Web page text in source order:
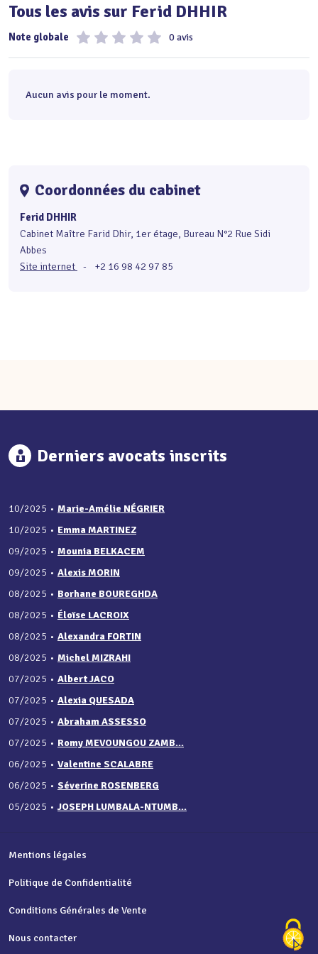
Tous les avis sur Ferid DHHIR
Note globale 0 avis
Aucun avis pour le moment.
Coordonnées du cabinet
Ferid DHHIR
Cabinet Maître Farid Dhir, 1er étage, Bureau N°2 Rue Sidi
Abbes
Site internet
- +2 16 98 42 97 85
Derniers avocats inscrits
10/2025 • Marie-Amélie NÉGRIER
10/2025 • Emma MARTINEZ
09/2025 • Mounia BELKACEM
09/2025 • Alexis MORIN
08/2025 • Borhane BOUREGHDA
08/2025 • Éloïse LACROIX
08/2025 • Alexandra FORTIN
08/2025 • Michel MIZRAHI
07/2025 • Albert JACO
07/2025 • Alexia QUESADA
07/2025 • Abraham ASSESSO
07/2025 • Romy MEVOUNGOU ZAMB...
06/2025 • Valentine SCALABRE
06/2025 • Séverine ROSENBERG
05/2025 • JOSEPH LUMBALA-NTUMB...
Mentions légales
Politique de Confidentialité
Conditions Générales de Vente
Nous contacter